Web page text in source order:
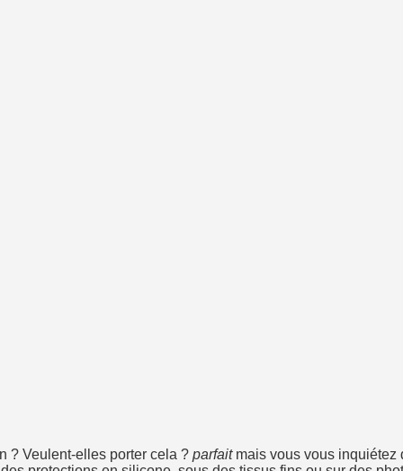
? Veulent-elles porter cela ? parfaitmais vous vous inquiétez